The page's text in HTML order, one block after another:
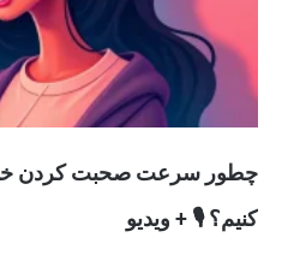
چطور سرعت صحبت کردن خود
کنیم؟ 🎙️ + ویدیو